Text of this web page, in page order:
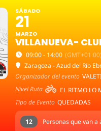
SÁBADO
21
MARZO
VILLANUEVA-
09:00 - 14:00 (GMT+01:00)
Zaragoza - Azud del Río
Organizador del evento
Nivel Ruta
EL RITMO LO
Tipo de Evento QUEDADAS
12 Personas que van a